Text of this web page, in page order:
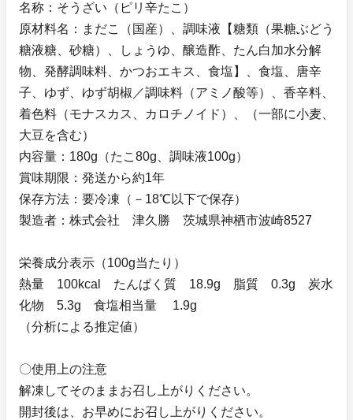
名称：そうざい（ピリ辛たこ）
原材料名：まだこ（国産）、調味液【糖類（果糖ぶどう
糖液糖、砂糖）、しょうゆ、醸造酢、たん白加水分解
物、発酵調味料、かつおエキス、食塩】、食塩、唐辛
子、ゆず、ゆず胡椒／調味料（アミノ酸等）、香辛料、
着色料（モナスカス、カロチノイド）、（一部に小麦、
大豆を含む）
内容量：180g（たこ80g、調味液100g）
賞味期限：発送から約1年
保存方法：要冷凍（－18℃以下で保存）
製造者：株式会社 津久勝 茨城県神栖市波崎8527
栄養成分表示（100g当たり）
熱量 100kcal たんぱく質 18.9g 脂質 0.3g 炭水
化物 5.3g 食塩相当量 1.9g
（分析による推定値）
〇使用上の注意
解凍してそのままお召し上がりください。
開封後は、お早めにお召し上がりください。